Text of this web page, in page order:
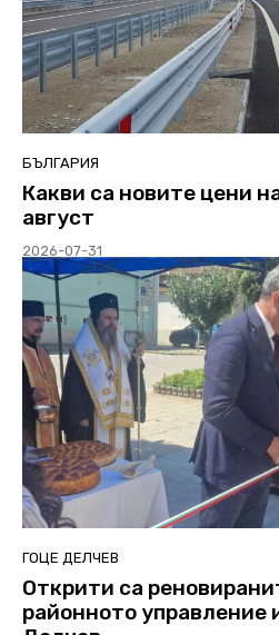
БЪЛГАРИЯ
Какви са новите цени
август
2026-07-31
ГОЦЕ ДЕЛЧЕВ
Открити са
районното управление